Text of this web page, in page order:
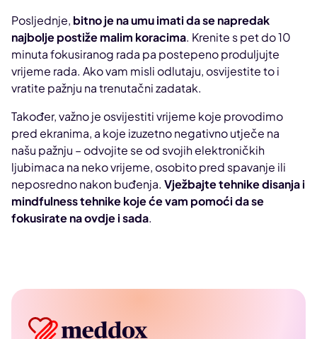
Posljednje, bitno je na umu imati da se napredak
najbolje postiže malim koracima. Krenite s pet do 10
minuta fokusiranog rada pa postepeno produljujte
vrijeme rada. Ako vam misli odlutaju, osvijestite to i
vratite pažnju na trenutačni zadatak.
Također, važno je osvijestiti vrijeme koje provodimo
pred ekranima, a koje izuzetno negativno utječe na
našu pažnju – odvojite se od svojih elektroničkih
ljubimaca na neko vrijeme, osobito pred spavanje ili
neposredno nakon buđenja. Vježbajte tehnike disanja i
mindfulness tehnike koje će vam pomoći da se
fokusirate na ovdje i sada.